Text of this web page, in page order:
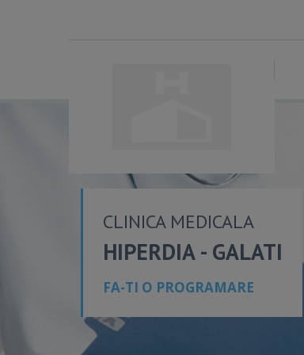
CLINICA MEDICALA
HIPERDIA - GALATI
FA-TI O PROGRAMARE